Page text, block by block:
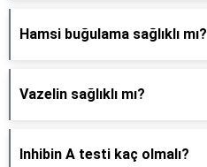
Hamsi buğulama sağlıklı mı?
Vazelin sağlıklı mı?
Inhibin A testi kaç olmalı?